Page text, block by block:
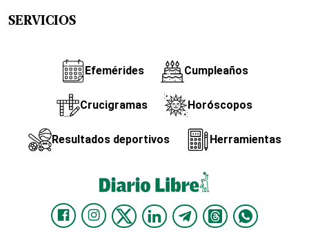
SERVICIOS
Efemérides Cumpleaños
Crucigramas Horóscopos
Resultados deportivos Herramientas